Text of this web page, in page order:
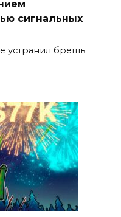
сигнальных
устранил брешь